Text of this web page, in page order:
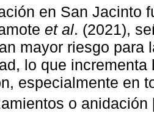
en San Jacinto
et al. (2021),
mayor riesgo para
lo que
especialmente en
o anidación